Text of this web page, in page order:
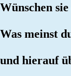
meinst
hierauf